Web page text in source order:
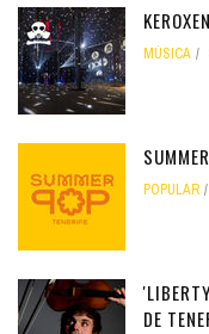
MÚSICA
POPULAR
DE